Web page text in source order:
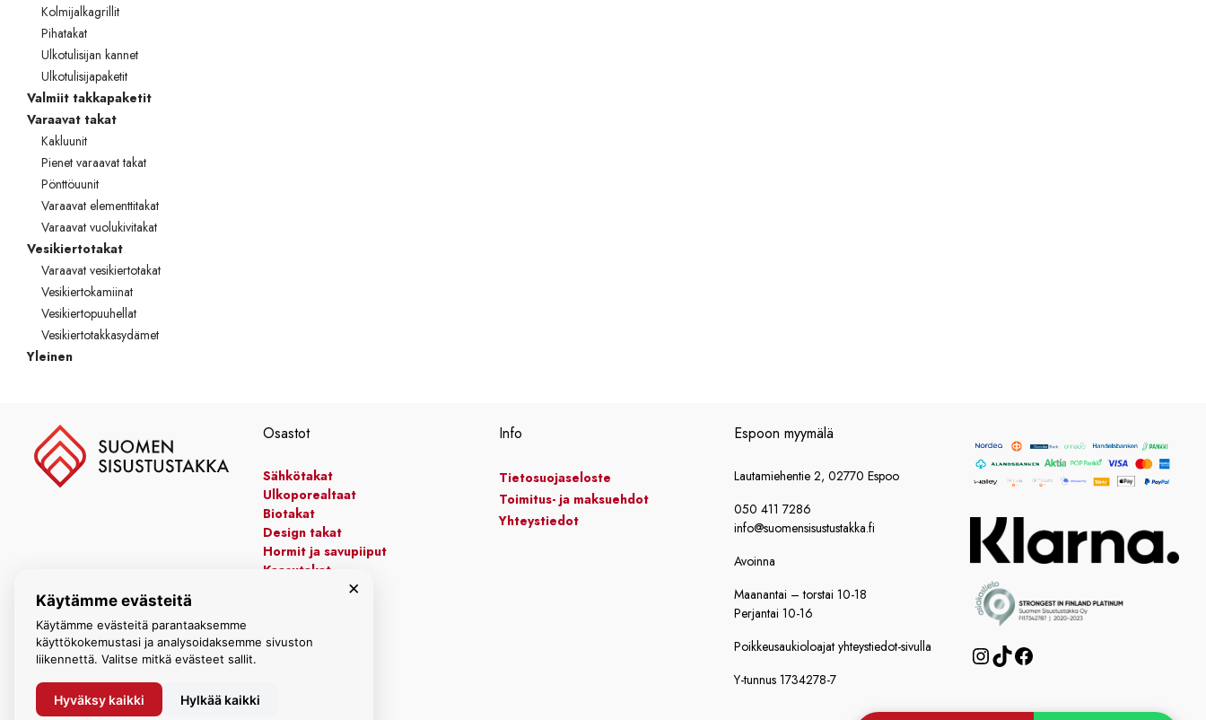
Kolmijalkagrillit
Pihatakat
Ulkotulisijan kannet
Ulkotulisijapaketit
Valmiit takkapaketit
Varaavat takat
Kakluunit
Pienet varaavat takat
Pönttöuunit
Varaavat elementtitakat
Varaavat vuolukivitakat
Vesikiertotakat
Varaavat vesikiertotakat
Vesikiertokamiinat
Vesikiertopuuhellat
Vesikiertotakkasydämet
Yleinen
Osastot
Sähkötakat
Ulkoporealtaat
Biotakat
Design takat
Hormit ja savupiiput
Kaasutakat
Kiertoilmatakat
Info
Tietosuojaseloste
Toimitus- ja maksuehdot
Yhteystiedot
Espoon myymälä
Lautamiehentie 2, 02770 Espoo
050 411 7286
info@suomensisustustakka.fi
Avoinna
Maanantai – torstai 10-18
Perjantai 10-16
Poikkeusaukioloajat yhteystiedot-sivulla
Y-tunnus 1734278-7
Instagram
TikTok
×
Käytämme evästeitä
Käytämme evästeitä parantaaksemme
käyttökokemustasi ja analysoidaksemme sivuston
liikennettä. Valitse mitkä evästeet sallit.
Hyväksy kaikki Hylkää kaikki